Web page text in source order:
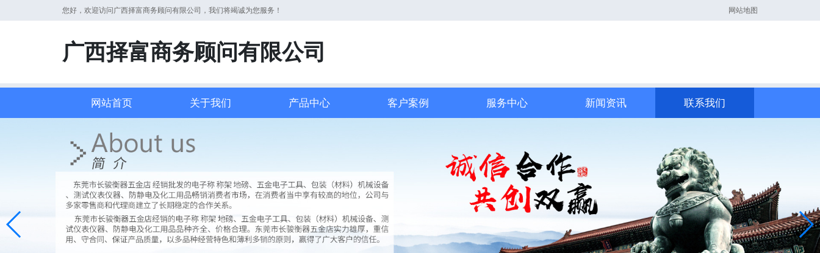
您好，欢迎访问广西择富商务顾问有限公司，我们将竭诚为您服务！ 网站地图
广西择富商务顾问有限公司
网站首页 关于我们 产品中心 客户案例 服务中心 新闻资讯 联系我们